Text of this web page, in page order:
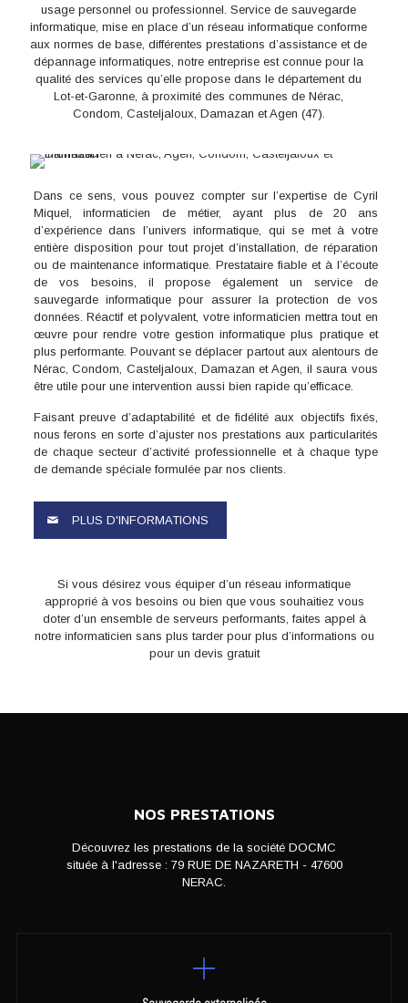
usage personnel ou professionnel. Service de sauvegarde
informatique, mise en place d’un réseau informatique conforme
aux normes de base, différentes prestations d’assistance et de
dépannage informatiques, notre entreprise est connue pour la
qualité des services qu’elle propose dans le département du
Lot-et-Garonne, à proximité des communes de Nérac,
Condom, Casteljaloux, Damazan et Agen (47).
Dans ce sens, vous pouvez compter sur l’expertise de Cyril
Miquel, informaticien de métier, ayant plus de 20 ans
d’expérience dans l’univers informatique, qui se met à votre
entière disposition pour tout projet d’installation, de réparation
ou de maintenance informatique. Prestataire fiable et à l’écoute
de vos besoins, il propose également un service de
sauvegarde informatique pour assurer la protection de vos
données. Réactif et polyvalent, votre informaticien mettra tout en
œuvre pour rendre votre gestion informatique plus pratique et
plus performante. Pouvant se déplacer partout aux alentours de
Nérac, Condom, Casteljaloux, Damazan et Agen, il saura vous
être utile pour une intervention aussi bien rapide qu’efficace.
Faisant preuve d’adaptabilité et de fidélité aux objectifs fixés,
nous ferons en sorte d’ajuster nos prestations aux particularités
de chaque secteur d’activité professionnelle et à chaque type
de demande spéciale formulée par nos clients.
PLUS D'INFORMATIONS
Si vous désirez vous équiper d’un réseau informatique
approprié à vos besoins ou bien que vous souhaitiez vous
doter d’un ensemble de serveurs performants, faites appel à
notre informaticien sans plus tarder pour plus d’informations ou
pour un devis gratuit
NOS PRESTATIONS
Découvrez les prestations de la société DOCMC
située à l'adresse : 79 RUE DE NAZARETH - 47600
NERAC.